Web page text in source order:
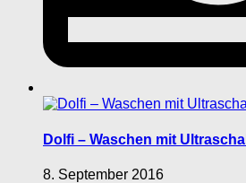
Dolfi – Waschen mit Ultraschall
8. September 2016